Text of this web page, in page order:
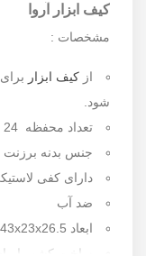
کیف ابزار آروا
مشخصات :
از کیف ابزار
شود.
تعداد محفظه 24 عدد
جنس بدنه برزنت
دارای کفی
ضد آب
ابعاد 43x23x26.5 سانتیمتر
ساخت کشور ایران